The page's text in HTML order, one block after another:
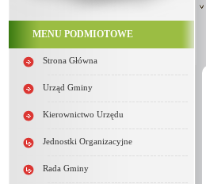
MENU PODMIOTOWE
Strona Główna
Urząd Gminy
Kierownictwo Urzędu
Jednostki Organizacyjne
Rada Gminy